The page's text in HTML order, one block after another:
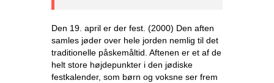
Den 19. april er der fest. (2000) Den aften
samles jøder over hele jorden nemlig til det
traditionelle påskemåltid. Aftenen er et af de
helt store højdepunkter i den jødiske
festkalender, som børn og voksne ser frem